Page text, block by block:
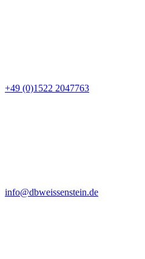
+49 (0)1522 2047763
info@dbweissenstein.de